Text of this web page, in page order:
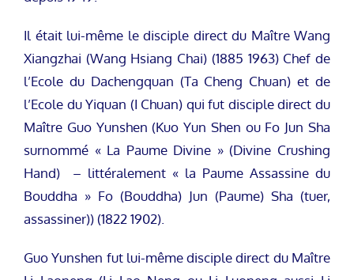
Il était lui-même le disciple direct du Maître Wang
Xiangzhai (Wang Hsiang Chai) (1885 1963) Chef de
l’Ecole du Dachengquan (Ta Cheng Chuan) et de
l’Ecole du Yiquan (I Chuan) qui fut disciple direct du
Maître Guo Yunshen (Kuo Yun Shen ou Fo Jun Sha
surnommé « La Paume Divine » (Divine Crushing
Hand) – littéralement « la Paume Assassine du
Bouddha » Fo (Bouddha) Jun (Paume) Sha (tuer,
assassiner)) (1822 1902).
Guo Yunshen fut lui-même disciple direct du Maître